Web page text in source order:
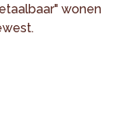
wonen